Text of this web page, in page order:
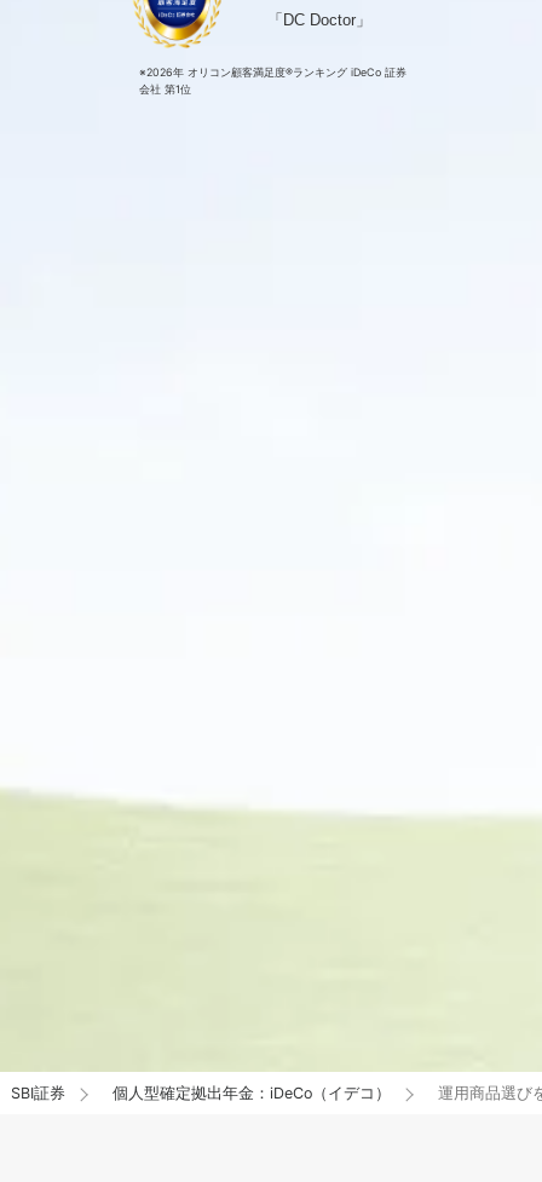
「DC Doctor」
※2026年 オリコン顧客満足度®ランキング iDeCo 証券
会社 第1位
SBI証券 個人型確定拠出年金：iDeCo（イデコ） 運用商品選び